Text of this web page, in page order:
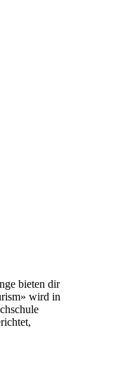
bieten dir
wird in